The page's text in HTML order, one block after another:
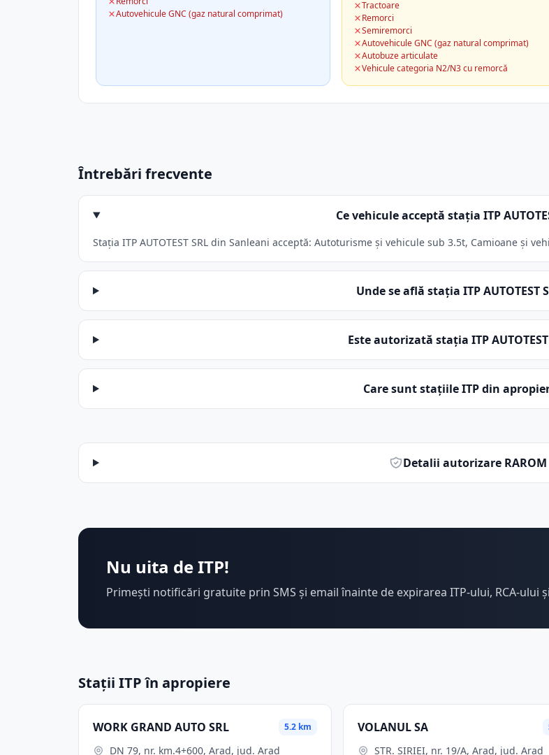
Autovehicule GNC (gaz natural comprimat)
Tractoare
Remorci
Semiremorci
Autovehicule GNC (gaz natural comprimat)
Autobuze articulate
Vehicule categoria N2/N3 cu remorcă
Întrebări frecvente
Ce vehicule acceptă stația ITP
Stația ITP AUTOTEST SRL din Sanleani acceptă: Autoturisme și vehicule sub 3.5t, Camioane și
Unde se află stația ITP AUTOTEST
Este autorizată stația ITP AUTOTEST
Care sunt stațiile ITP din
Detalii autorizare RAROM
Nu uita de ITP!
Primești notificări gratuite prin SMS și email înainte de expirarea ITP-ului, RCA-ului
Stații ITP în apropiere
WORK GRAND AUTO SRL 5.2 km
DN 79, nr. km.4+600, Arad, jud. Arad
VOLANUL SA
STR. ŞIRIEI, nr. 19/A, Arad, jud. Arad